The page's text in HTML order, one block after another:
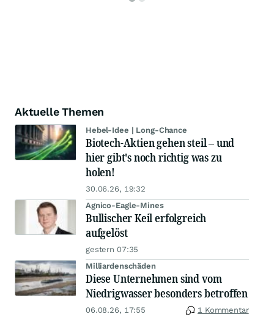
Aktuelle Themen
Hebel-Idee | Long-Chance
Biotech-Aktien gehen steil – und
hier gibt's noch richtig was zu
holen!
30.06.26, 19:32
Agnico-Eagle-Mines
Bullischer Keil erfolgreich
aufgelöst
gestern 07:35
Milliardenschäden
Diese Unternehmen sind vom
Niedrigwasser besonders betroffen
06.08.26, 17:55 1 Kommentar